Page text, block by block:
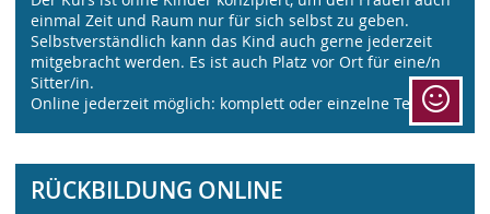
einmal Zeit und Raum nur für sich selbst zu geben.
Selbstverständlich kann das Kind auch gerne jederzeit
mitgebracht werden. Es ist auch Platz vor Ort für eine/n
Sitter/in.
Online jederzeit möglich: komplett oder einzelne Termine
RÜCKBILDUNG ONLINE